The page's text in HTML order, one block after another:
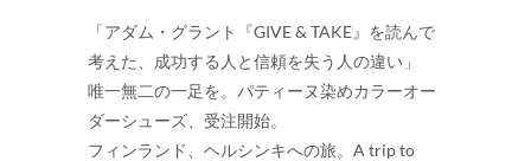
「アダム・グラント『GIVE & TAKE』を読んで
考えた、成功する人と信頼を失う人の違い」
唯一無二の一足を。パティーヌ染めカラーオー
ダーシューズ、受注開始。
フィンランド、ヘルシンキへの旅。A trip to